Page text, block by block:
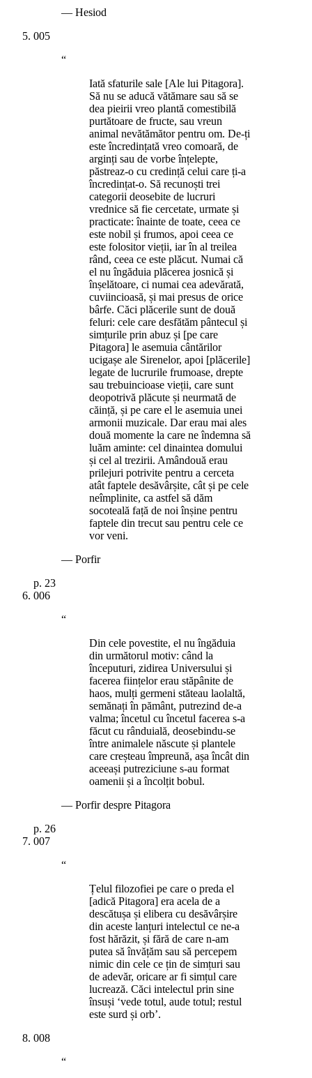
— Hesiod
005
“
Iată sfaturile sale [Ale lui Pitagora].
Să nu se aducă vătămare sau să se
dea pieirii vreo plantă comestibilă
purtătoare de fructe, sau vreun
animal nevătămător pentru om. De-ți
este încredințată vreo comoară, de
arginți sau de vorbe înțelepte,
păstreaz-o cu credință celui care ți-a
încredințat-o. Să recunoști trei
categorii deosebite de lucruri
vrednice să fie cercetate, urmate și
practicate: înainte de toate, ceea ce
este nobil și frumos, apoi ceea ce
este folositor vieții, iar în al treilea
rând, ceea ce este plăcut. Numai că
el nu îngăduia plăcerea josnică și
înșelătoare, ci numai cea adevărată,
cuviincioasă, și mai presus de orice
bârfe. Căci plăcerile sunt de două
feluri: cele care desfătăm pântecul și
simțurile prin abuz și [pe care
Pitagora] le asemuia cântărilor
ucigașe ale Sirenelor, apoi [plăcerile]
legate de lucrurile frumoase, drepte
sau trebuincioase vieții, care sunt
deopotrivă plăcute și neurmată de
căință, și pe care el le asemuia unei
armonii muzicale. Dar erau mai ales
două momente la care ne îndemna să
luăm aminte: cel dinaintea domului
și cel al trezirii. Amândouă erau
prilejuri potrivite pentru a cerceta
atât faptele desăvârșite, cât și pe cele
neîmplinite, ca astfel să dăm
socoteală față de noi înșine pentru
faptele din trecut sau pentru cele ce
vor veni.
— Porfir
p. 23
006
“
Din cele povestite, el nu îngăduia
din următorul motiv: când la
începuturi, zidirea Universului și
facerea ființelor erau stăpânite de
haos, mulți germeni stăteau laolaltă,
semănați în pământ, putrezind de-a
valma; încetul cu încetul facerea s-a
făcut cu rânduială, deosebindu-se
între animalele născute și plantele
care creșteau împreună, așa încât din
aceeași putreziciune s-au format
oamenii și a încolțit bobul.
— Porfir despre Pitagora
p. 26
007
“
Țelul filozofiei pe care o preda el
[adică Pitagora] era acela de a
descătușa și elibera cu desăvârșire
din aceste lanțuri intelectul ce ne-a
fost hărăzit, și fără de care n-am
putea să învățăm sau să percepem
nimic din cele ce țin de simțuri sau
de adevăr, oricare ar fi simțul care
lucrează. Căci intelectul prin sine
însuși ‘vede totul, aude totul; restul
este surd și orb’.
008
“